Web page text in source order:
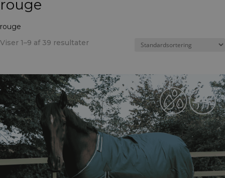
rouge
rouge
Viser 1–9 af 39 resultater